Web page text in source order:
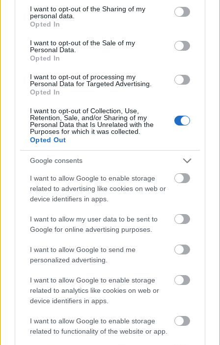
not limited to your visit or usage behaviour. You may click to
grant or deny consent to Google and its third-party tags to
use your data for below specified purposes in below Google
consent section.
I want to opt-out of the Sharing of my
personal data.
Opted In
I want to opt-out of the Sale of my
Personal Data.
Opted In
I want to opt-out of processing my
Personal Data for Targeted Advertising.
Opted In
I want to opt-out of Collection, Use,
Retention, Sale, and/or Sharing of my
Personal Data that Is Unrelated with the
Purposes for which it was collected.
Opted Out
Google consents
I want to allow Google to enable storage
related to advertising like cookies on web or
device identifiers in apps.
I want to allow my user data to be sent to
Google for online advertising purposes.
I want to allow Google to send me
personalized advertising.
I want to allow Google to enable storage
related to analytics like cookies on web or
device identifiers in apps.
I want to allow Google to enable storage
related to functionality of the website or app.
Αίσθηση29°Άνεμος3 bf
Μεσημέρι
31°
Αραιή Συννεφιά
13:00 Αυξημένη Συννεφιά
Αίσθηση32°Άνεμος4 bf